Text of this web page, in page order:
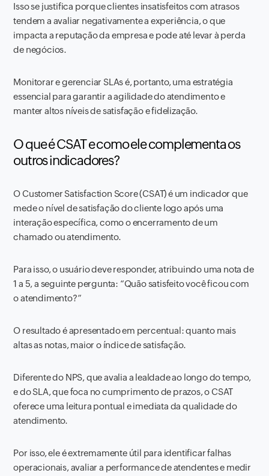
Isso se justifica porque clientes insatisfeitos com atrasos
tendem a avaliar negativamente a experiência, o que
impacta a reputação da empresa e pode até levar à perda
de negócios.
Monitorar e gerenciar SLAs é, portanto, uma estratégia
essencial para garantir a agilidade do atendimento e
manter altos níveis de satisfação e fidelização.
O que é CSAT e como ele complementa os
outros indicadores?
O Customer Satisfaction Score (CSAT) é um indicador que
mede o nível de satisfação do cliente logo após uma
interação específica, como o encerramento de um
chamado ou atendimento.
Para isso, o usuário deve responder, atribuindo uma nota de
1 a 5, a seguinte pergunta: “Quão satisfeito você ficou com
o atendimento?”
O resultado é apresentado em percentual: quanto mais
altas as notas, maior o índice de satisfação.
Diferente do NPS, que avalia a lealdade ao longo do tempo,
e do SLA, que foca no cumprimento de prazos, o CSAT
oferece uma leitura pontual e imediata da qualidade do
atendimento.
Por isso, ele é extremamente útil para identificar falhas
operacionais, avaliar a performance de atendentes e medir